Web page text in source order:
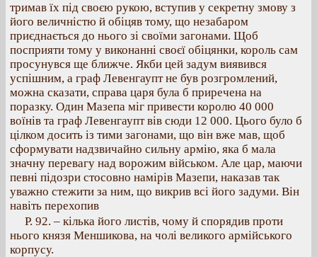
тримав їх під своєю рукою, вступив у секретну змову з
його величністю й обіцяв тому, що незабаром
приєднається до нього зі своїми загонами. Щоб
посприяти тому у виконанні своєї обіцянки, король сам
просунувся ще ближче. Якби цей задум виявився
успішним, а граф Левенгаупт не був розгромлений,
можна сказати, справа царя була б приречена на
поразку. Один Мазепа міг привести королю 40 000
воїнів та граф Левенгаупт вів сюди 12 000. Цього було б
цілком досить із тими загонами, що він вже мав, щоб
сформувати надзвичайно сильну армію, яка б мала
значну перевагу над ворожим військом. Але цар, маючи
певні підозри стосовно намірів Мазепи, наказав так
уважно стежити за ним, що викрив всі його задуми. Він
навіть перехопив
Р. 92. – кілька його листів, чому й спорядив проти
нього князя Меншикова, на чолі великого армійського
корпусу.